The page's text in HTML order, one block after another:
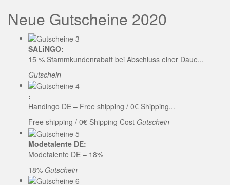
Neue Gutscheine 2020
SALiNGO:
15 % Stammkundenrabatt bei Abschluss einer Daue...
Gutschein
:
Handingo DE – Free shipping / 0€ Shipping...
Free shipping / 0€ Shipping Cost Gutschein
Modetalente DE:
Modetalente DE – 18%
18% Gutschein